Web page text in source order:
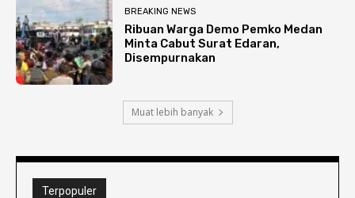
BREAKING NEWS
Ribuan Warga Demo Pemko Medan
Minta Cabut Surat Edaran,
Disempurnakan
Muat lebih banyak
Terpopuler